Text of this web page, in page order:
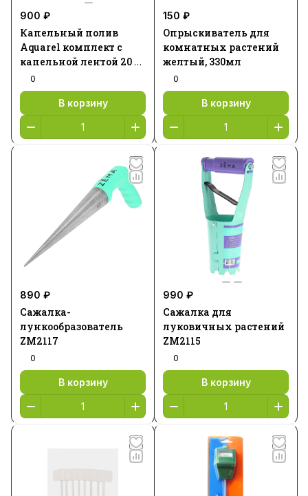
900 ₽
Капельный полив
Aquarel комплект с
капельной лентой 20 м
1/5 START 1
0
В корзину
150 ₽
Опрыскиватель для
комнатных растений
желтый, 330мл
0
В корзину
890 ₽
Сажалка-
лункообразователь
ZM2117
0
В корзину
990 ₽
Сажалка для
луковичных растений
ZM2115
0
В корзину